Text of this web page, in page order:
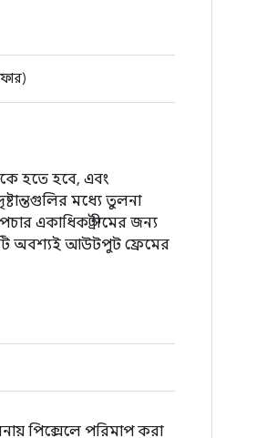
হতে হবে, এবং
মধ্যে তুলনা
একাধিক স্ট্রীমের জন্য
অবশ্যই আউটপুট ফ্রেমের
পিক্সেলে পরিমাপ করা